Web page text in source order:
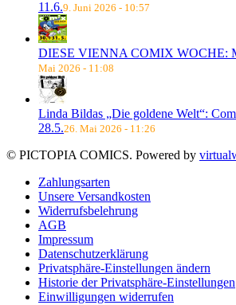
11.6.9. Juni 2026 - 10:57
DIESE VIENNA COMIX WOCHE:
Mai 2026 - 11:08
Linda Bildas „Die goldene Welt“:
28.5.26. Mai 2026 - 11:26
© PICTOPIA COMICS. Powered by
Zahlungsarten
Unsere Versandkosten
Widerrufsbelehrung
AGB
Impressum
Datenschutzerklärung
Privatsphäre-Einstellungen ändern
Historie der Privatsphäre-Einstellungen
Einwilligungen widerrufen